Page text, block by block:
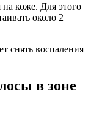
на коже. Для этого
около 2
снять воспаления
в зоне